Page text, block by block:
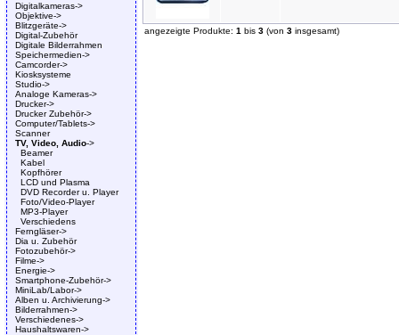
Digitalkameras->
Objektive->
Blitzgeräte->
Digital-Zubehör
Digitale Bilderrahmen
Speichermedien->
Camcorder->
Kiosksysteme
Studio->
Analoge Kameras->
Drucker->
Drucker Zubehör->
Computer/Tablets->
Scanner
TV, Video, Audio->
Beamer
Kabel
Kopfhörer
LCD und Plasma
DVD Recorder u. Player
Foto/Video-Player
MP3-Player
Verschiedens
Ferngläser->
Dia u. Zubehör
Fotozubehör->
Filme->
Energie->
Smartphone-Zubehör->
MiniLab/Labor->
Alben u. Archivierung->
Bilderrahmen->
Verschiedenes->
Haushaltswaren->
angezeigte Produkte: 1 bis 3 (von 3 insgesamt)